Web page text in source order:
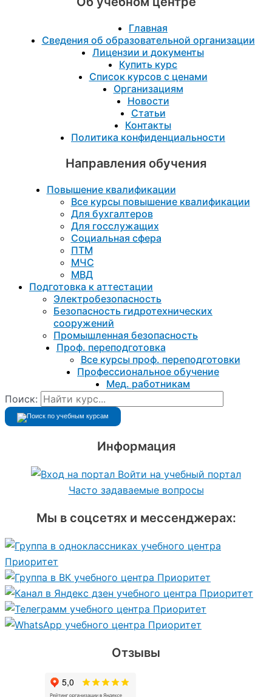
Главная
Сведения об образовательной организации
Лицензии и документы
Купить курс
Список курсов с ценами
Организациям
Новости
Статьи
Контакты
Политика конфиденциальности
Направления обучения
Повышение квалификации
Все курсы повышение квалификации
Для бухгалтеров
Для госслужащих
Социальная сфера
ПТМ
МЧС
МВД
Подготовка к aттестации
Электробезопасность
Безопасность гидротехнических
сооружений
Промышленная безопасность
Проф. переподготовка
Все курсы проф. переподготовки
Профессиональное обучение
Мед. работникам
Поиск:
Информация
Войти на учебный портал
Часто задаваемые вопросы
Мы в соцсетях и мессенджерах:
Отзывы